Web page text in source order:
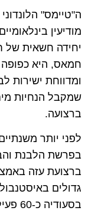
ה"טיימס"
מודיעין
יחידה חשאית
חמאס, היא
ומדווחת ישירות
שמקבל הנחיות
ברצועה.
לפני יותר
בפרשת הלבנת
גדולים